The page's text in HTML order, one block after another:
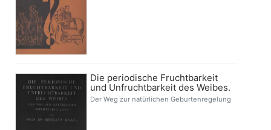
Die periodische Fruchtbarkeit
und Unfruchtbarkeit des Weibes.
Der Weg zur natürlichen Geburtenregelung